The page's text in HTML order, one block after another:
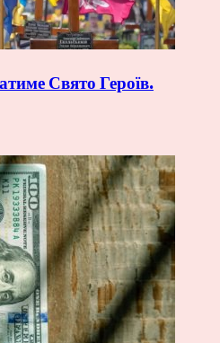
Свято Героїв.